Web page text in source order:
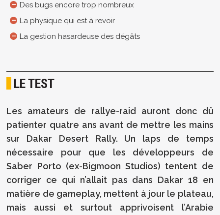
Des bugs encore trop nombreux
La physique qui est à revoir
La gestion hasardeuse des dégâts
LE TEST
Les amateurs de rallye-raid auront donc dû
patienter quatre ans avant de mettre les mains
sur Dakar Desert Rally. Un laps de temps
nécessaire pour que les développeurs de
Saber Porto (ex-Bigmoon Studios) tentent de
corriger ce qui n’allait pas dans Dakar 18 en
matière de gameplay, mettent à jour le plateau,
mais aussi et surtout apprivoisent l’Arabie